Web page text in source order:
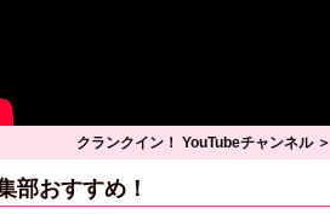
クランクイン！ YouTubeチャンネル ＞
部おすすめ！